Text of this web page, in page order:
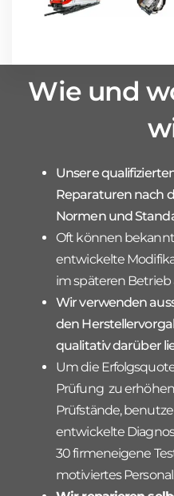
Wie und
Unsere
Reparaturen nach
Normen und
Oft können
entwickelte
im späteren Betrieb
Wir verwenden
den
qualitativ darüber
Um die
Prüfung zu
Prüfstände,
entwickelte
30 firmeneigene
motiviertes